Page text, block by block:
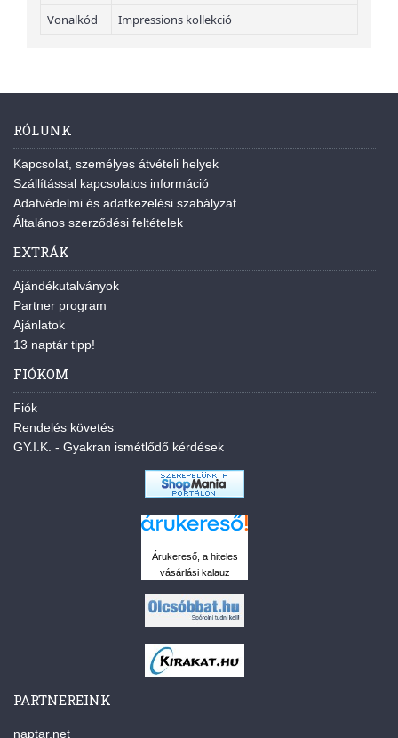
Vonalkód Impressions kollekció
RÓLUNK
Kapcsolat, személyes átvételi helyek
Szállítással kapcsolatos információ
Adatvédelmi és adatkezelési szabályzat
Általános szerződési feltételek
EXTRÁK
Ajándékutalványok
Partner program
Ajánlatok
13 naptár tipp!
FIÓKOM
Fiók
Rendelés követés
GY.I.K. - Gyakran ismétlődő kérdések
Árukereső, a hiteles
vásárlási kalauz
PARTNEREINK
naptar.net